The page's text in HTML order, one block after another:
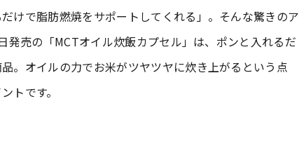
ビーニュース
けで脂肪燃焼をサポートしてくれる」。そんな驚きのア
発売の「MCTオイル炊飯カプセル」は、ポンと入れるだ
。オイルの力でお米がツヤツヤに炊き上がるという点
トです。